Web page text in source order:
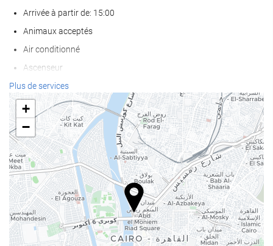
Arrivée à partir de: 15:00
Animaux acceptés
Air conditionné
Ascenseur
Accès personnes à mobilité réduite
Chambres Non-fumeurs
Zone fumeurs
Bien-être
Bar dans la piscine
Serviettes de piscine/de plage
Chaises longues ou de plage
Parasols
Plus de services
+
−